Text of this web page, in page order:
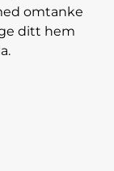
omtanke
ditt hem